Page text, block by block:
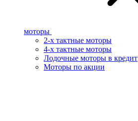
моторы
2-х тактные моторы
4-х тактные моторы
Лодочные моторы в кредит
Моторы по акции